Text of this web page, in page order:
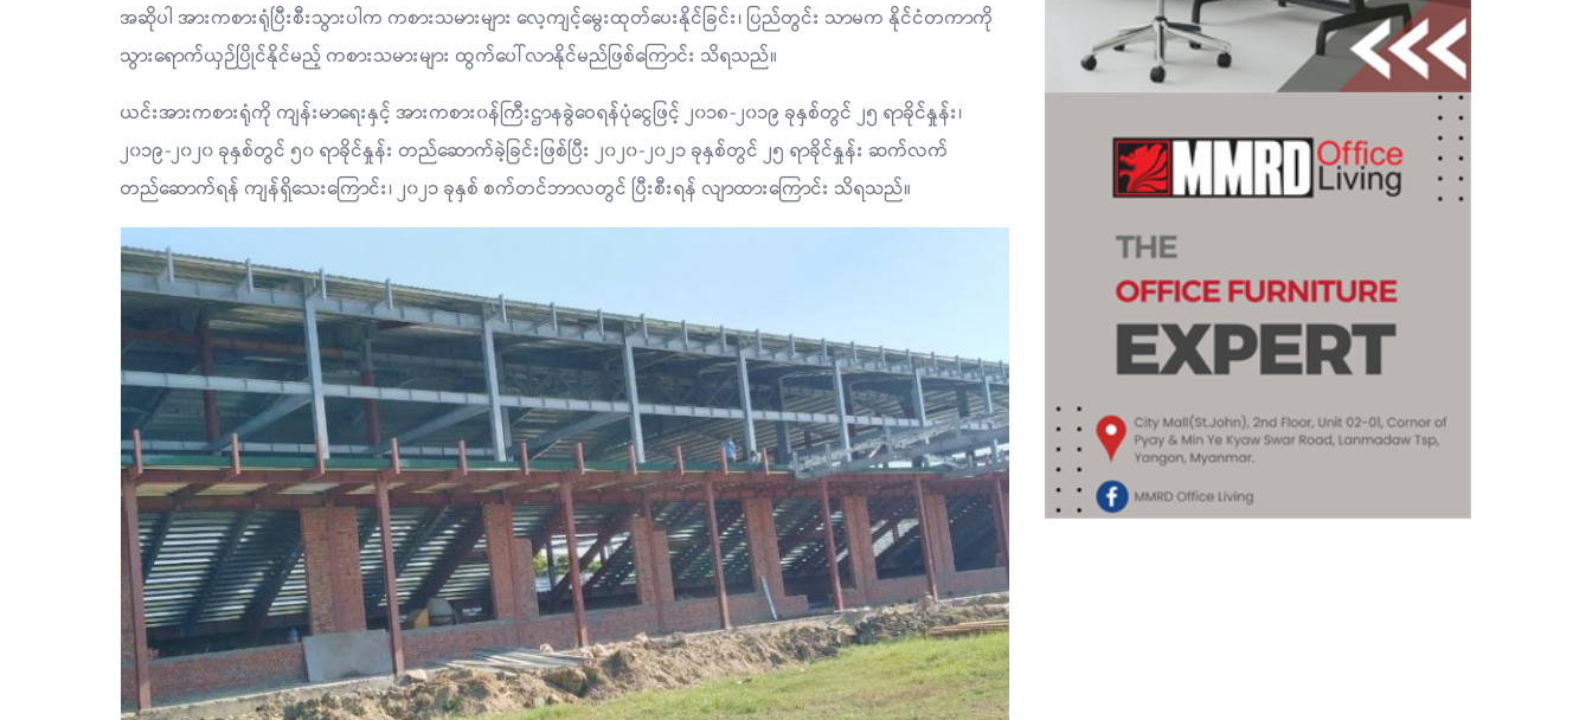
အဆိုပါ အားကစားရုံပြီးစီးသွားပါက ကစားသမားများ လေ့ကျင့်မွေးထုတ်ပေးနိုင်ခြင်း၊ ပြည်တွင်း သာမက နိုင်ငံတကာကို
သွားရောက်ယှဉ်ပြိုင်နိုင်မည့် ကစားသမားများ ထွက်ပေါ်လာနိုင်မည်ဖြစ်ကြောင်း သိရသည်။
ယင်းအားကစားရုံကို ကျန်းမာရေးနှင့် အားကစား၀န်ကြီးဌာနခွဲဝေရန်ပုံငွေဖြင့် ၂၀၁၈-၂၀၁၉ ခုနှစ်တွင် ၂၅ ရာခိုင်နှုန်း၊
၂၀၁၉-၂၀၂၀ ခုနှစ်တွင် ၅၀ ရာခိုင်နှုန်း တည်ဆောက်ခဲ့ခြင်းဖြစ်ပြီး ၂၀၂၀-၂၀၂၁ ခုနှစ်တွင် ၂၅ ရာခိုင်နှုန်း ဆက်လက်
တည်ဆောက်ရန် ကျန်ရှိသေးကြောင်း၊ ၂၀၂၁ ခုနှစ် စက်တင်ဘာလတွင် ပြီးစီးရန် လျာထားကြောင်း သိရသည်။